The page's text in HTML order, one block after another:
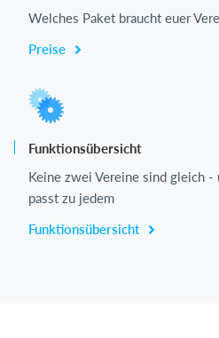
Welches Paket braucht euer
Preise
Funktionsübersicht
Keine zwei Vereine sind gleich
passt zu jedem
Funktionsübersicht